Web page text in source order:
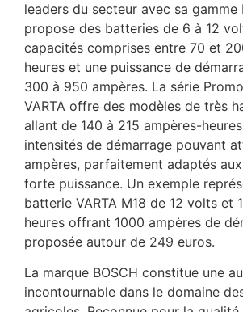
leaders du secteur avec sa
propose des batteries de 6 à 12
capacités comprises entre 70 et
heures et une puissance de
300 à 950 ampères. La série
VARTA offre des modèles de très
allant de 140 à 215 ampères-
intensités de démarrage pouvant
ampères, parfaitement adaptés
forte puissance. Un exemple
batterie VARTA M18 de 12 volts et
heures offrant 1000 ampères de
proposée autour de 249 euros.
La marque BOSCH constitue une
incontournable dans le domaine